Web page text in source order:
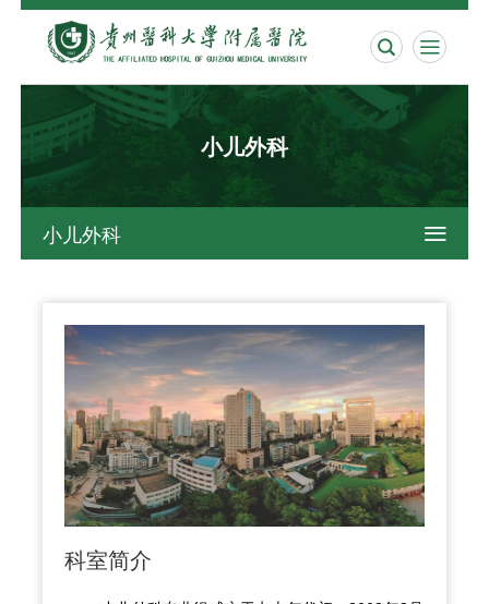
 
小儿外科
小儿外科 
科室简介